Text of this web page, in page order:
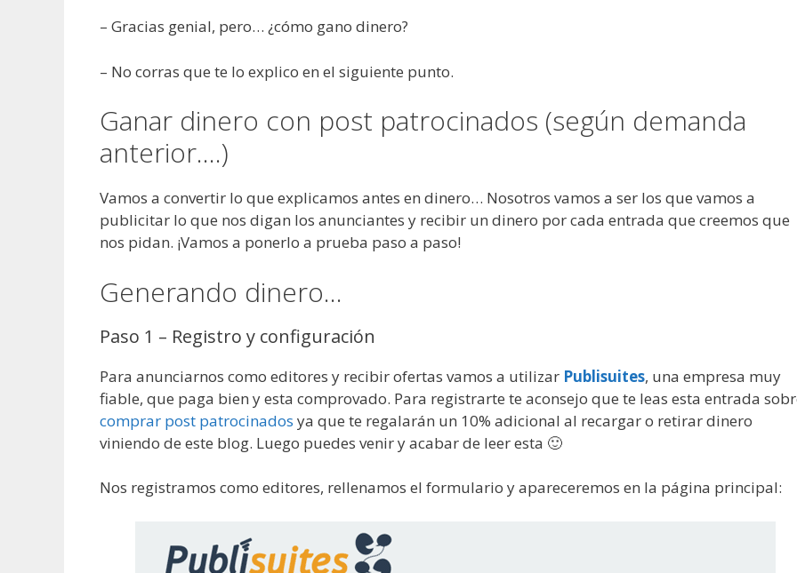
– Gracias genial, pero… ¿cómo gano dinero?
– No corras que te lo explico en el siguiente punto.
Ganar dinero con post patrocinados (según demanda
anterior….)
Vamos a convertir lo que explicamos antes en dinero… Nosotros vamos a ser los que vamos a
publicitar lo que nos digan los anunciantes y recibir un dinero por cada entrada que creemos que
nos pidan. ¡Vamos a ponerlo a prueba paso a paso!
Generando dinero…
Paso 1 – Registro y configuración
Para anunciarnos como editores y recibir ofertas vamos a utilizar Publisuites, una empresa muy
fiable, que paga bien y esta comprovado. Para registrarte te aconsejo que te leas esta entrada
comprar post patrocinados ya que te regalarán un 10% adicional al recargar o retirar dinero
viniendo de este blog. Luego puedes venir y acabar de leer esta 🙂
Nos registramos como editores, rellenamos el formulario y apareceremos en la página principal: